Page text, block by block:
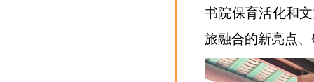
书院保育活化和
旅融合的新亮点